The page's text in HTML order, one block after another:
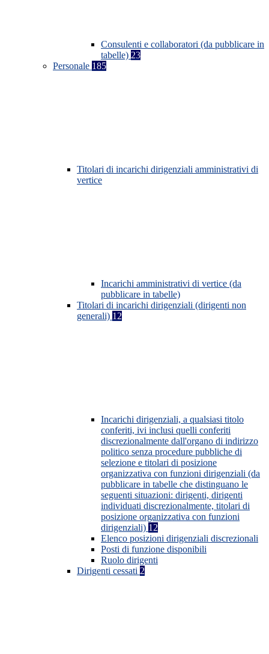
Consulenti e collaboratori (da pubblicare in
tabelle) 23
Personale 185
Titolari di incarichi dirigenziali amministrativi di
vertice
Incarichi amministrativi di vertice (da
pubblicare in tabelle)
Titolari di incarichi dirigenziali (dirigenti non
generali) 12
Incarichi dirigenziali, a qualsiasi titolo
conferiti, ivi inclusi quelli conferiti
discrezionalmente dall'organo di indirizzo
politico senza procedure pubbliche di
selezione e titolari di posizione
organizzativa con funzioni dirigenziali (da
pubblicare in tabelle che distinguano le
seguenti situazioni: dirigenti, dirigenti
individuati discrezionalmente, titolari di
posizione organizzativa con funzioni
dirigenziali) 12
Elenco posizioni dirigenziali discrezionali
Posti di funzione disponibili
Ruolo dirigenti
Dirigenti cessati 2